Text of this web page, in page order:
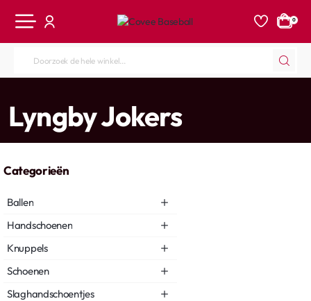
0
Doorzoek
winkel...
Lyngby Jokers
Categorieën
Ballen
Handschoenen
Knuppels
Schoenen
Slaghandschoentjes